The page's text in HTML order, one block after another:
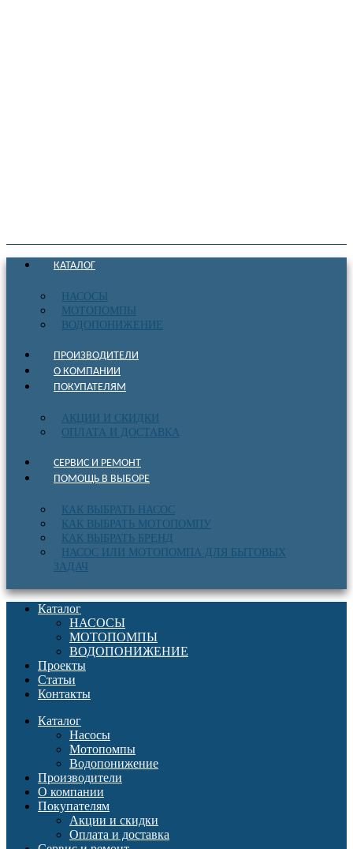
КАТАЛОГ
НАСОСЫ
МОТОПОМПЫ
ВОДОПОНИЖЕНИЕ
ПРОИЗВОДИТЕЛИ
О КОМПАНИИ
ПОКУПАТЕЛЯМ
АКЦИИ И СКИДКИ
ОПЛАТА И ДОСТАВКА
СЕРВИС И РЕМОНТ
ПОМОЩЬ В ВЫБОРЕ
КАК ВЫБРАТЬ НАСОС
КАК ВЫБРАТЬ МОТОПОМПУ
КАК ВЫБРАТЬ БРЕНД
НАСОС ИЛИ МОТОПОМПА ДЛЯ БЫТОВЫХ
ЗАДАЧ
Каталог
НАСОСЫ
МОТОПОМПЫ
ВОДОПОНИЖЕНИЕ
Проекты
Статьи
Контакты
Каталог
Насосы
Мотопомпы
Водопонижение
Производители
О компании
Покупателям
Акции и скидки
Оплата и доставка